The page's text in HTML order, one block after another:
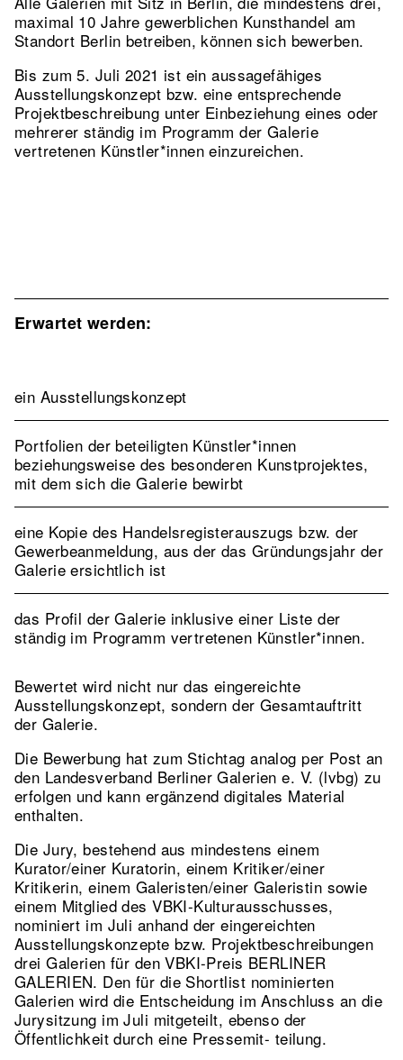
maximal 10 Jahre gewerblichen Kunsthandel am
Standort Berlin betreiben, können sich bewerben.
Bis zum 5. Juli 2021 ist ein aussagefähiges
Ausstellungskonzept bzw. eine entsprechende
Projektbeschreibung unter Einbeziehung eines oder
mehrerer ständig im Programm der Galerie
vertretenen Künstler*innen einzureichen.
Erwartet werden:
ein Ausstellungskonzept
Portfolien der beteiligten Künstler*innen
beziehungsweise des besonderen Kunstprojektes,
mit dem sich die Galerie bewirbt
eine Kopie des Handelsregisterauszugs bzw. der
Gewerbeanmeldung, aus der das Gründungsjahr der
Galerie ersichtlich ist
das Profil der Galerie inklusive einer Liste der
ständig im Programm vertretenen Künstler*innen.
Bewertet wird nicht nur das eingereichte
Ausstellungskonzept, sondern der Gesamtauftritt
der Galerie.
Die Bewerbung hat zum Stichtag analog per Post an
den Landesverband Berliner Galerien e. V. (lvbg) zu
erfolgen und kann ergänzend digitales Material
enthalten.
Die Jury, bestehend aus mindestens einem
Kurator/einer Kuratorin, einem Kritiker/einer
Kritikerin, einem Galeristen/einer Galeristin sowie
einem Mitglied des VBKI-Kulturausschusses,
nominiert im Juli anhand der eingereichten
Ausstellungskonzepte bzw. Projektbeschreibungen
drei Galerien für den VBKI-Preis BERLINER
GALERIEN. Den für die Shortlist nominierten
Galerien wird die Entscheidung im Anschluss an die
Jurysitzung im Juli mitgeteilt, ebenso der
Öffentlichkeit durch eine Pressemit- teilung.